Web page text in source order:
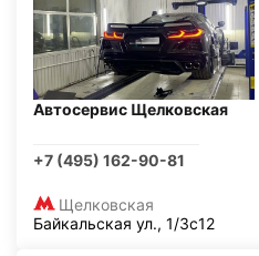
Автосервис Щелковская
+7 (495) 162-90-81
Щелковская
Байкальская ул., 1/3с12